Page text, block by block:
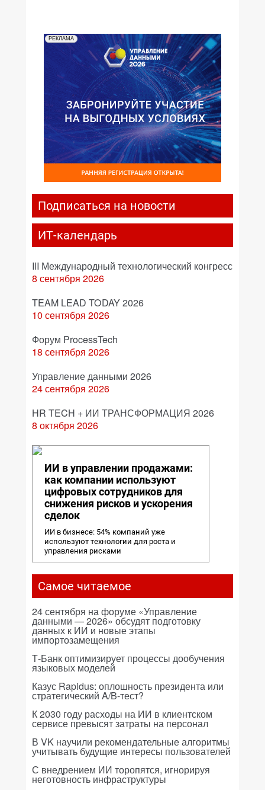
РЕКЛАМА
Подписаться на новости
ИТ-календарь
III Международный технологический конгресс
8 сентября 2026
TEAM LEAD TODAY 2026
10 сентября 2026
Форум ProcessTech
18 сентября 2026
Управление данными 2026
24 сентября 2026
HR TECH + ИИ ТРАНСФОРМАЦИЯ 2026
8 октября 2026
ИИ в управлении продажами:
как компании используют
цифровых сотрудников для
снижения рисков и ускорения
сделок
ИИ в бизнесе: 54% компаний уже
используют технологии для роста и
управления рисками
Самое читаемое
24 сентября на форуме «Управление
данными — 2026» обсудят подготовку
данных к ИИ и новые этапы
импортозамещения
Т-Банк оптимизирует процессы дообучения
языковых моделей
Казус Rapidus: оплошность президента или
стратегический A/B-тест?
К 2030 году расходы на ИИ в клиентском
сервисе превысят затраты на персонал
В VK научили рекомендательные алгоритмы
учитывать будущие интересы пользователей
С внедрением ИИ торопятся, игнорируя
неготовность инфраструктуры